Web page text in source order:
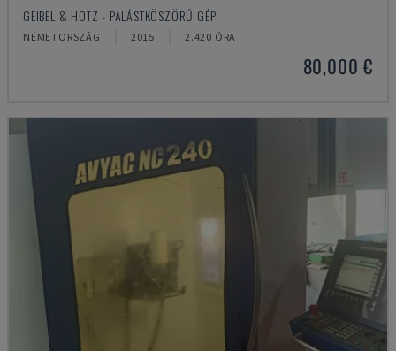
GEIBEL & HOTZ - PALÁSTKÖSZÖRŰ GÉP
NÉMETORSZÁG 2015 2.420 ÓRA
80,000 €